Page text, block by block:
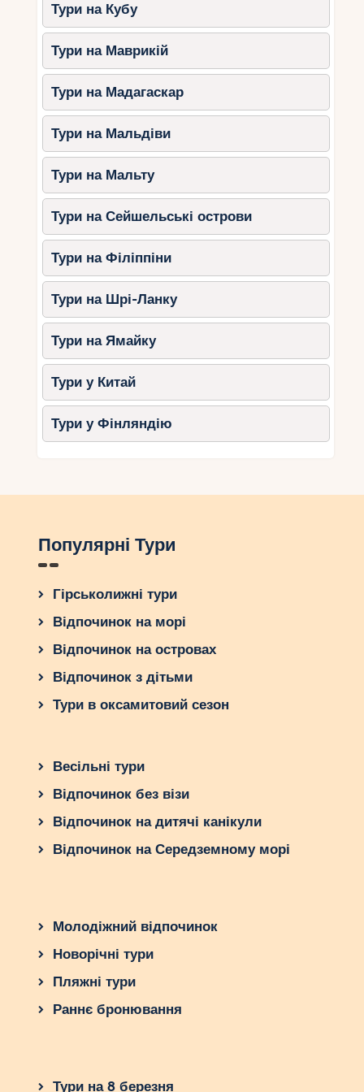
відкритим майданчиком на піску.
Особливості :
Підходить для невеликих весіль
(до 30 гостей).
Можна замовити індивідуальне
меню із морепродуктами.
Вартість: Оренда майданчика з
вечерею – від 1000 доларів.
3. Приватні вілли
Для тих, хто шукає усамітнення, в Джимбаран
можна орендувати приватну віллу з видом на
океан або тропічний сад.
Чому варто вибрати
Повна приватність.
Можливість організувати все біля
вілли.
Популярні вілли:
Villa Jamalu: сучасна вілла з видом
вілла з садом та басейном.
Підходить для невеликих весіль
Часто охоплює проживання.
1000 доларів, організація весілля з
декором – від 2000 доларів.
4. Розкішні готелі
Джимбаран пропонує кілька п’ятизіркових
Готові пакети “все включено”.
Популярні готелі:
майданчики.
InterContinental Bali Resort:
елегантні сади та пляжні зони.
Особливості
Підходить для середніх та великих
проживання для молодят у вартість
Тури на Кубу
Тури на Маврикій
Тури на Мадагаскар
Тури на Мальдіви
Тури на Мальту
Тури на Сейшельські острови
Тури на Філіппіни
Тури на Шрі-Ланку
Тури на Ямайку
Тури у Китай
Тури у Фінляндію
Популярні Тури
Гірськолижні тури
Відпочинок на морі
Відпочинок на островах
Відпочинок з дітьми
Тури в оксамитовий сезон
Весільні тури
Відпочинок без візи
Відпочинок на дитячі канікули
Відпочинок на Середземному морі
Молодіжний відпочинок
Новорічні тури
Пляжні тури
Раннє бронювання
Тури на 8 березня